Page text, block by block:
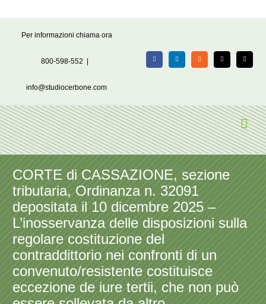
Per informazioni chiama ora
800-598-552
info@studiocerbone.com
FacebookLinkedIn Rss X Email
CORTE di CASSAZIONE, sezione
tributaria, Ordinanza n. 32091
depositata il 10 dicembre 2025 –
L’inosservanza delle disposizioni sulla
regolare costituzione del
contraddittorio nei confronti di un
convenuto/resistente costituisce
eccezione de iure tertii, che non può